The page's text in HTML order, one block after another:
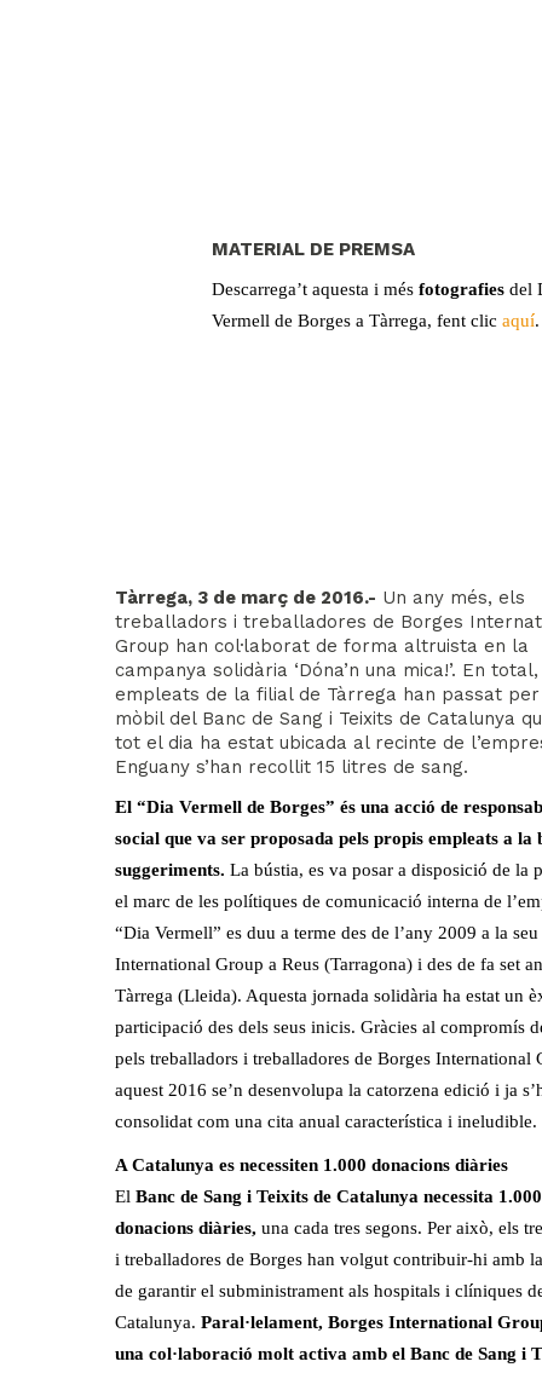
MATERIAL DE PREMSA
Descarrega’t aquesta i més fotografies del
Vermell de Borges a Tàrrega, fent clic aquí.
Tàrrega, 3 de març de 2016.- Un any més, els
treballadors i treballadores de Borges
Group han col·laborat de forma altruista en la
campanya solidària ‘Dóna’n una mica!’. En
empleats de la filial de Tàrrega han passat
mòbil del Banc de Sang i Teixits de Catalunya
tot el dia ha estat ubicada al recinte de
Enguany s’han recollit 15 litres de sang.
El “Dia Vermell de Borges” és una acció de
social que va ser proposada pels propis empleats a la
suggeriments. La bústia, es va posar a disposició de la
el marc de les polítiques de comunicació interna de
“Dia Vermell” es duu a terme des de l’any 2009 a la
International Group a Reus (Tarragona) i des de fa set
Tàrrega (Lleida). Aquesta jornada solidària ha estat un
participació des dels seus inicis. Gràcies al compromís
pels treballadors i treballadores de Borges International
aquest 2016 se’n desenvolupa la catorzena edició i ja
consolidat com una cita anual característica i ineludible.
A Catalunya es necessiten 1.000 donacions diàries
El Banc de Sang i Teixits de Catalunya necessita 1.000
donacions diàries, una cada tres segons. Per això, els
i treballadores de Borges han volgut contribuir-hi amb
de garantir el subministrament als hospitals i clíniques
Catalunya. Paral·lelament, Borges International
una col·laboració molt activa amb el Banc de Sang i